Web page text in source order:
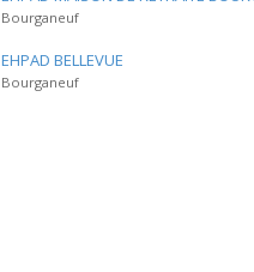
Bourganeuf
EHPAD BELLEVUE
Bourganeuf